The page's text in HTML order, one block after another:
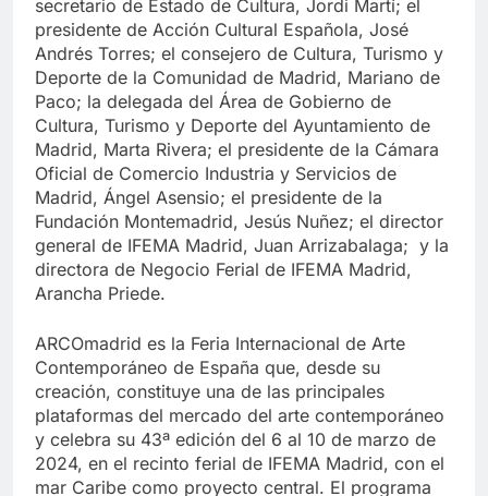
secretario de Estado de Cultura, Jordi Martí; el
presidente de Acción Cultural Española, José
Andrés Torres; el consejero de Cultura, Turismo y
Deporte de la Comunidad de Madrid, Mariano de
Paco; la delegada del Área de Gobierno de
Cultura, Turismo y Deporte del Ayuntamiento de
Madrid, Marta Rivera; el presidente de la Cámara
Oficial de Comercio Industria y Servicios de
Madrid, Ángel Asensio; el presidente de la
Fundación Montemadrid, Jesús Nuñez; el director
general de IFEMA Madrid, Juan Arrizabalaga; y la
directora de Negocio Ferial de IFEMA Madrid,
Arancha Priede.
ARCOmadrid es la Feria Internacional de Arte
Contemporáneo de España que, desde su
creación, constituye una de las principales
plataformas del mercado del arte contemporáneo
y celebra su 43ª edición del 6 al 10 de marzo de
2024, en el recinto ferial de IFEMA Madrid, con el
mar Caribe como proyecto central. El programa